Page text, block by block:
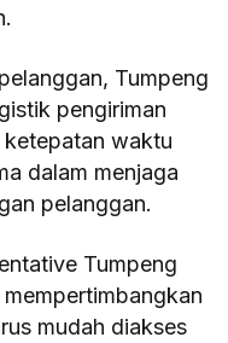
Tumpeng
pengiriman
waktu
dalam menjaga
pelanggan.
Tumpeng
mudah diakses